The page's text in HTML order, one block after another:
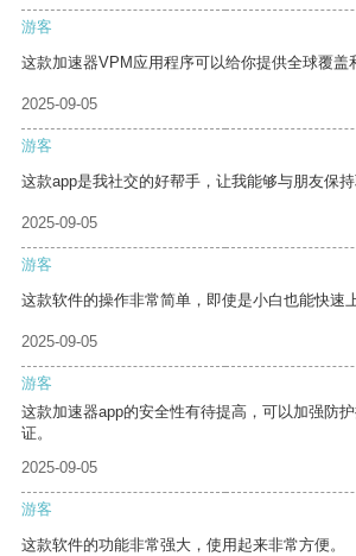
游客
这款加速器VPM应用程序可以给你提供全球覆盖
2025-09-05
游客
这款app是我社交的好帮手，让我能够与朋友保持
2025-09-05
游客
这款软件的操作非常简单，即使是小白也能快速上
2025-09-05
游客
这款加速器app的安全性有待提高，可以加强防
证。
2025-09-05
游客
这款软件的功能非常强大，使用起来非常方便。